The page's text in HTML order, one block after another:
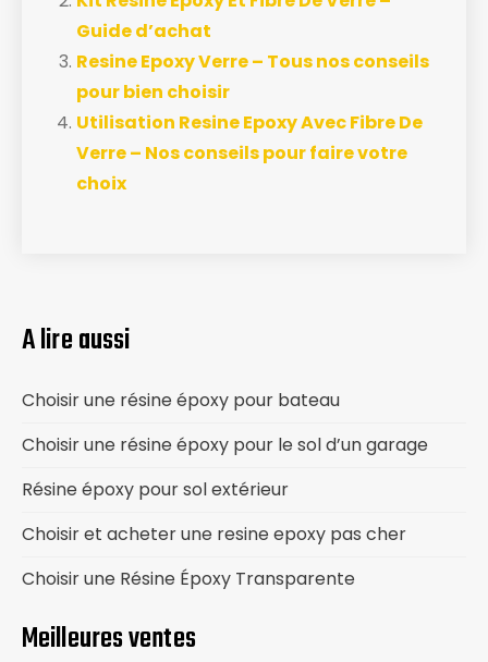
Guide d’achat
Resine Epoxy Verre – Tous nos conseils
pour bien choisir
Utilisation Resine Epoxy Avec Fibre De
Verre – Nos conseils pour faire votre
choix
A lire aussi
Choisir une résine époxy pour bateau
Choisir une résine époxy pour le sol d’un garage
Résine époxy pour sol extérieur
Choisir et acheter une resine epoxy pas cher
Choisir une Résine Époxy Transparente
Meilleures ventes